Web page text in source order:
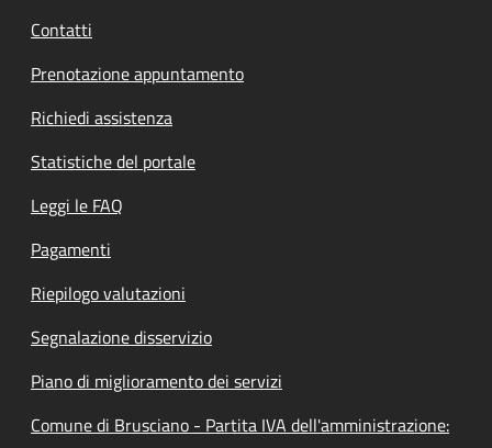
Contatti
Prenotazione appuntamento
Richiedi assistenza
Statistiche del portale
Leggi le FAQ
Pagamenti
Riepilogo valutazioni
Segnalazione disservizio
Piano di miglioramento dei servizi
Comune di Brusciano - Partita IVA dell'amministrazione: